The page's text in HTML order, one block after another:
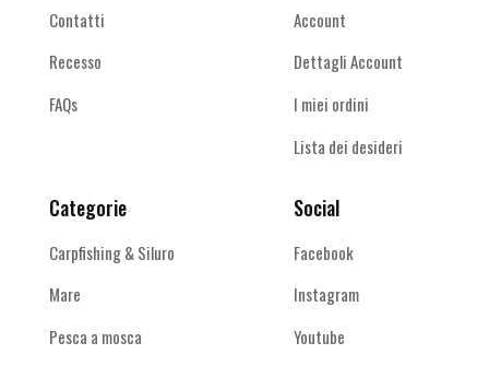
Contatti
Recesso
FAQs
Account
Dettagli Account
I miei ordini
Lista dei desideri
Categorie
Carpfishing & Siluro
Mare
Pesca a mosca
Social
Facebook
Instagram
Youtube